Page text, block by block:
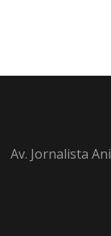
Av. Jornalista